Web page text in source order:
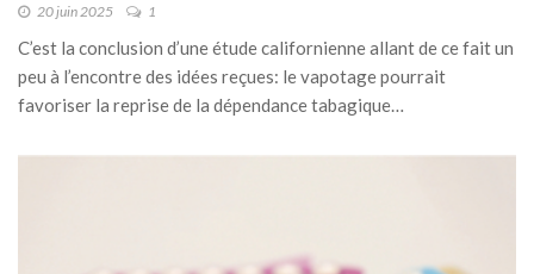
20 juin 2025 1
C’est la conclusion d’une étude californienne allant de ce fait un
peu à l’encontre des idées reçues: le vapotage pourrait
favoriser la reprise de la dépendance tabagique…